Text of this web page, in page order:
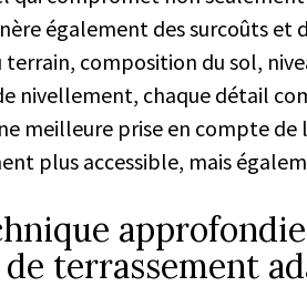
également des surcoûts et
composition du sol,
nivellement, chaque détail
meilleure prise en compte
plus accessible, mais
terrassement